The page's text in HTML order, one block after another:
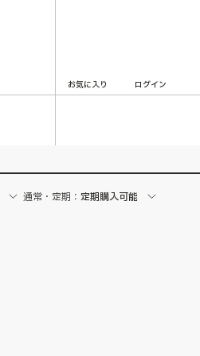
お気に入り ログイン
通常・定期： 定期購入可能